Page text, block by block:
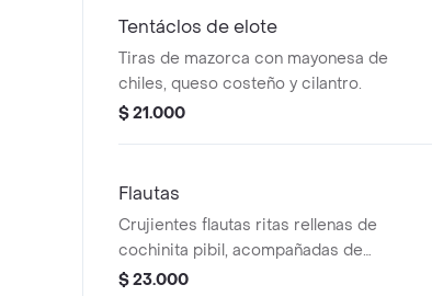
Tentáclos de elote
Tiras de mazorca con mayonesa de
chiles, queso costeño y cilantro.
$ 21.000
Flautas
Crujientes flautas ritas rellenas de
cochinita pibil, acompañadas de
guacamole, sour cream, pico e gallo y
$ 23.000